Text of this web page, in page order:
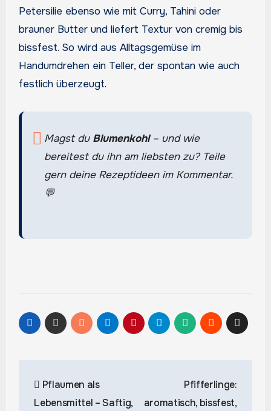
Petersilie ebenso wie mit Curry, Tahini oder
brauner Butter und liefert Textur von cremig bis
bissfest. So wird aus Alltagsgemüse im
Handumdrehen ein Teller, der spontan wie auch
festlich überzeugt.
Magst du Blumenkohl– und wie
bereitest du ihn am liebsten zu? Teile
gern deine Rezeptideen im Kommentar.
💬
Pflaumen als
Lebensmittel – Saftig,
Pfifferlinge:
aromatisch, bissfest,